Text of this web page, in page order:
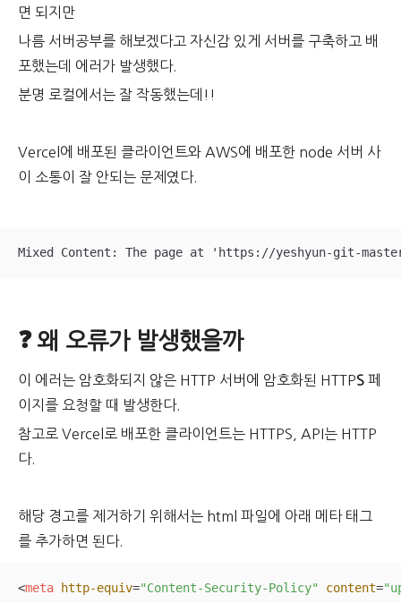
면 되지만
나름 서버공부를 해보겠다고 자신감 있게 서버를 구축하고 배
포했는데 에러가 발생했다.
분명 로컬에서는 잘 작동했는데!!
Vercel에 배포된 클라이언트와 AWS에 배포한 node 서버 사
이 소통이 잘 안되는 문제였다.
Mixed Content: The page at 'https://yeshyun-git-
❓ 왜 오류가 발생했을까
이 에러는 암호화되지 않은 HTTP 서버에 암호화된 HTTPS 페
이지를 요청할 때 발생한다.
참고로 Vercel로 배포한 클라이언트는 HTTPS, API는 HTTP
다.
해당 경고를 제거하기 위해서는 html 파일에 아래 메타 태그
를 추가하면 된다.
<meta http-equiv="Content-Security-Policy" content=